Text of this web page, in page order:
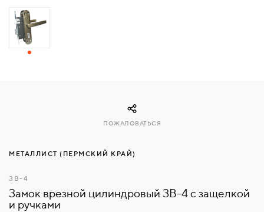
МЕТАЛЛИСТ (ПЕРМСКИЙ КРАЙ)
ЗВ-4
Замок врезной цилиндровый ЗВ-4 с защелкой
и ручками
ПОЖАЛОВАТЬСЯ